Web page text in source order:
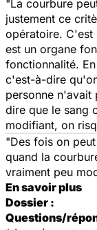
"La courbure
justement ce
opératoire. C'est
est un organe
fonctionnalité.
c'est-à-dire
personne
dire que le sang
modifiant, on
"Des fois on
quand la
vraiment peu
En savoir plus
Dossier :
Questions/